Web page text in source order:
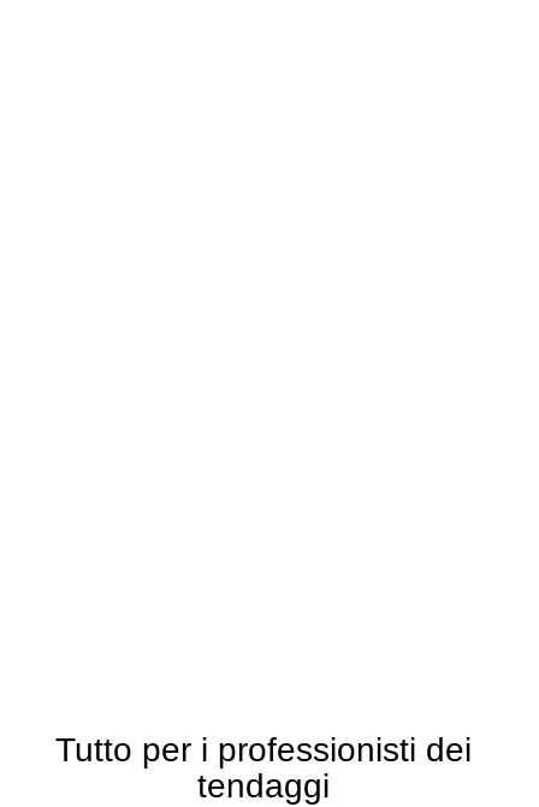
Tutto per i professionisti dei
tendaggi